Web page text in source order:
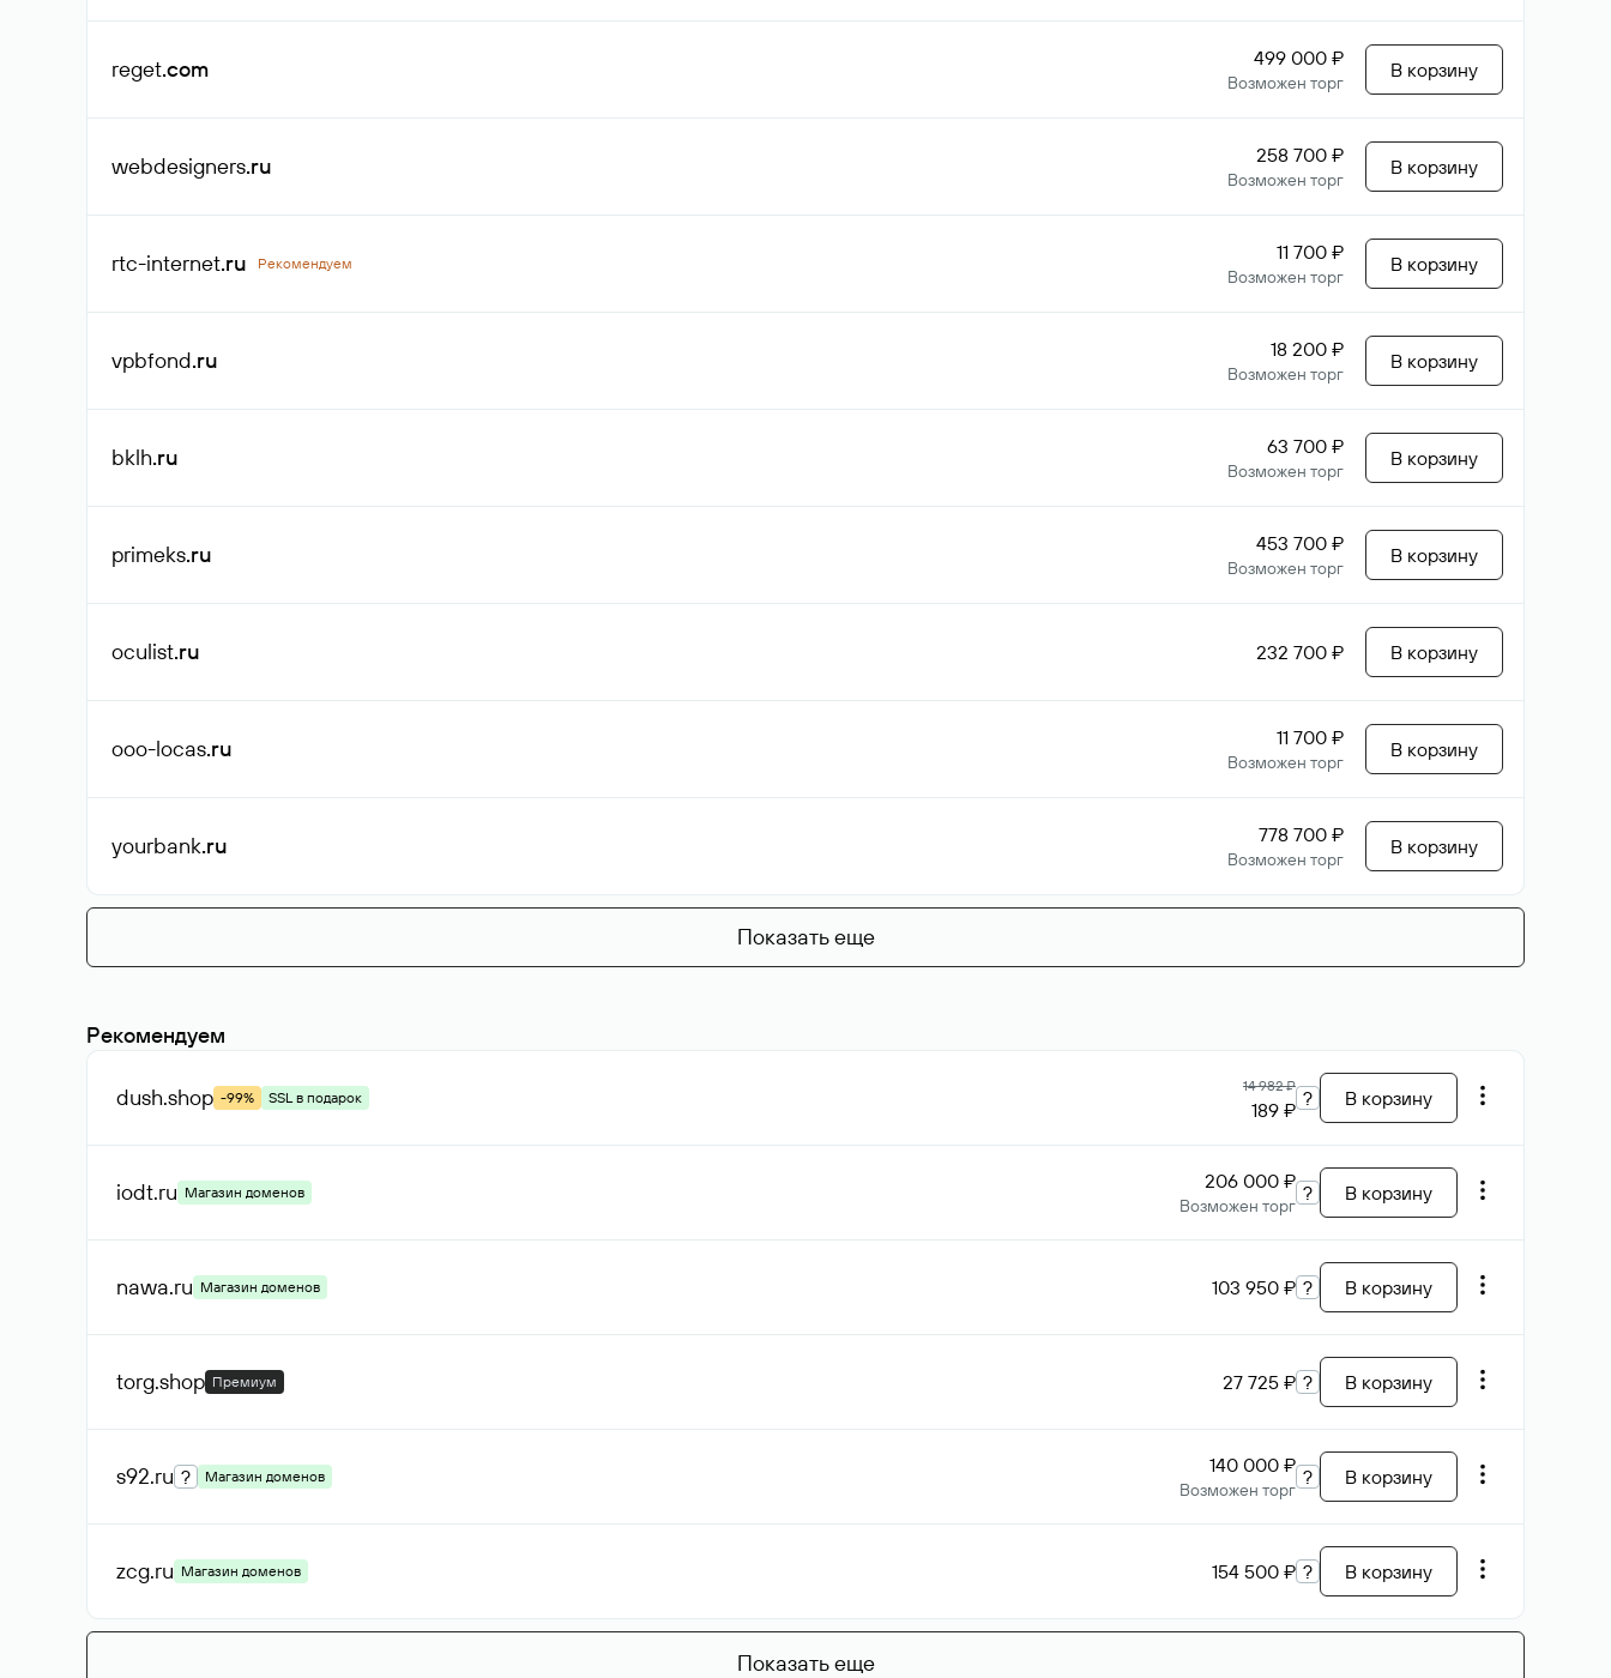
reget.com 499 000 ₽
Возможен торг
В корзину
webdesigners.ru 258 700 ₽
Возможен торг
В корзину
rtc-internet.ru Рекомендуем 11 700 ₽
Возможен торг
В корзину
vpbfond.ru 18 200 ₽
Возможен торг
В корзину
bklh.ru 63 700 ₽
Возможен торг
В корзину
primeks.ru 453 700 ₽
Возможен торг
В корзину
oculist.ru 232 700 ₽ В корзину
ooo-locas.ru 11 700 ₽
Возможен торг
В корзину
yourbank.ru 778 700 ₽
Возможен торг
В корзину
Показать еще
Рекомендуем
dush.shop -99% SSL в подарок
14 982 ₽
189 ₽ ? В корзину
iodt.ru Магазин доменов 206 000 ₽
Возможен торг
? В корзину
nawa.ru Магазин доменов 103 950 ₽ ? В корзину
torg.shop Премиум 27 725 ₽ ? В корзину
s92.ru ? Магазин доменов 140 000 ₽
Возможен торг
? В корзину
zcg.ru Магазин доменов 154 500 ₽ ? В корзину
Показать еще